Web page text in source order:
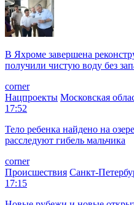
В Яхроме завершена
получили чистую воду без
corner
Нацпроекты Московская
17:52
Тело ребенка найдено на
расследуют гибель мальчика
corner
Происшествия Санкт-
17:15